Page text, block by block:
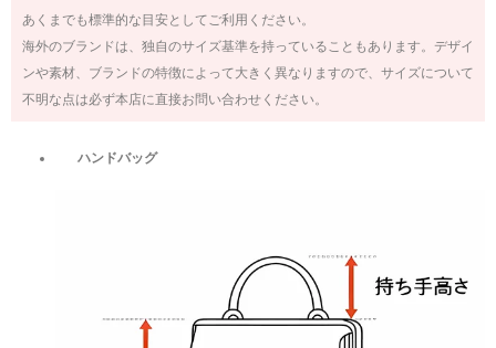
あくまでも標準的な目安としてご利用ください。
海外のブランドは、独自のサイズ基準を持っていることもあります。デザイ
ンや素材、ブランドの特徴によって大きく異なりますので、サイズについて
不明な点は必ず本店に直接お問い合わせください。
ハンドバッグ